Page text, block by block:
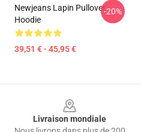
Newjeans Lapin Pullover
Hoodie
39,51 € - 45,95 €
-20%
Livraison mondiale